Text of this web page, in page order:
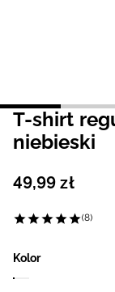
T-shirt
niebieski
49,99 zł
(8)
Kolor